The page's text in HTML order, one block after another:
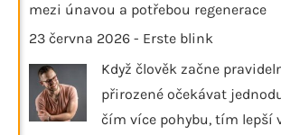
mezi únavou a potřebou regenerace
23 června 2026 - Erste blink
Když člověk začne
přirozené očekávat
čím více pohybu, tím lepší